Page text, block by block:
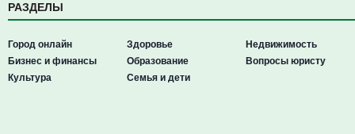
РАЗДЕЛЫ
Город онлайн
Бизнес и финансы
Культура
Здоровье
Образование
Семья и дети
Недвижимость
Вопросы юристу